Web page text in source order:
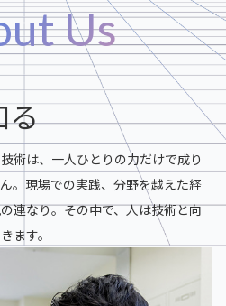
Us
る
術は、一人ひとりの力だけで成り
。現場での実践、分野を越えた経
連なり。その中で、人は技術と向
ます。